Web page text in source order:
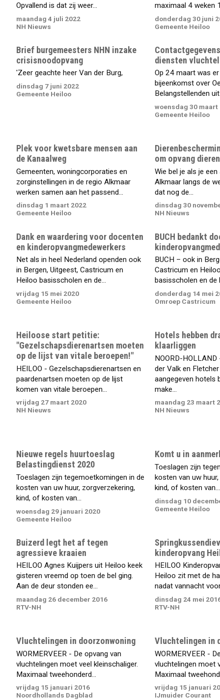
Opvallend is dat zij weer...
maandag 4 juli 2022
NH Nieuws
maximaal 4 weken
donderdag 30 juni
Gemeente Heiloo
Brief burgemeesters NHN inzake
crisisnoodopvang
'Zeer geachte heer Van der Burg,
dinsdag 7 juni 2022
Gemeente Heiloo
diensten
Op 24 maart was
bijeenkomst over
Belangstellenden
woensdag 30 maart
Gemeente Heiloo
Plek voor kwetsbare mensen aan
de Kanaalweg
Gemeenten, woningcorporaties en
zorginstellingen in de regio Alkmaar
werken samen aan het passend...
dinsdag 1 maart 2022
Gemeente Heiloo
om opvang
Wie bel je als je
Alkmaar langs de
dat nog de...
dinsdag 30
NH Nieuws
Dank en waardering voor docenten
en kinderopvangmedewerkers
Net als in heel Nederland openden ook
in Bergen, Uitgeest, Castricum en
Heiloo basisscholen en de...
vrijdag 15 mei 2020
Gemeente Heiloo
BUCH bedankt
BUCH – ook in
Castricum en
basisscholen en de
donderdag 14 mei
Omroep Castricum
Heiloose start petitie:
"Gezelschapsdierenartsen moeten
op de lijst van vitale beroepen!"
HEILOO - Gezelschapsdierenartsen en
paardenartsen moeten op de lijst
komen van vitale beroepen...
vrijdag 27 maart 2020
NH Nieuws
Hotels hebben
klaarliggen
NOORD-
der Valk en
aangegeven hotels
make...
maandag 23 maart
NH Nieuws
Nieuwe regels huurtoeslag
Belastingdienst 2020
Toeslagen zijn tegemoetkomingen in de
kosten van uw huur, zorgverzekering,
kind, of kosten van...
woensdag 29 januari 2020
Gemeente Heiloo
Komt u in
Toeslagen zijn
kosten van uw
kind, of kosten van...
dinsdag 10
Gemeente Heiloo
Buizerd legt het af tegen
agressieve kraaien
HEILOO Agnes Kuijpers uit Heiloo keek
gisteren vreemd op toen de bel ging.
Aan de deur stonden ee...
maandag 26 december 2016
RTV-NH
kinderopvang
HEILOO
Heiloo zit met de
nadat vannacht
dinsdag 24 mei
RTV-NH
Vluchtelingen in doorzonwoning
WORMERVEER - De opvang van
vluchtelingen moet veel kleinschaliger.
Maximaal tweehonderd...
vrijdag 15 januari 2016
Noordhollands Dagblad
Vluchtelingen in
WORMERVEER -
vluchtelingen moet
Maximaal
vrijdag 15 januari
IJmuider Courant